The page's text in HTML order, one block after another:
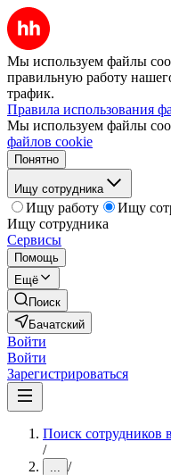
Мы используем файлы
правильную работу
трафик.
Правила использования
Мы используем файлы
файлов cookie
Понятно
Ищу сотрудника
Ищу работу
Ищу
Ищу сотрудника
Сервисы
Помощь
Ещё
Поиск
Бачатский
Войти
Войти
Зарегистрироваться
Поиск сотрудников
/
... /